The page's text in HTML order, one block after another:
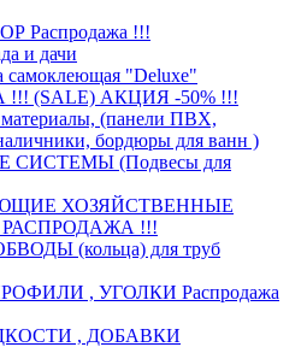
Распродажа !!!
и дачи
"Deluxe"
(SALE) АКЦИЯ -50% !!!
(панели ПВХ,
бордюры для ванн )
(Подвесы для
ХОЗЯЙСТВЕННЫЕ
!!!
(кольца) для труб
, УГОЛКИ Распродажа
, ДОБАВКИ